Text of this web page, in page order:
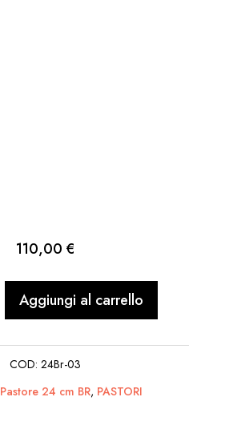
110,00€
Aggiungi al carrello
COD:24Br-03
Pastore 24 cm BR, PASTORI